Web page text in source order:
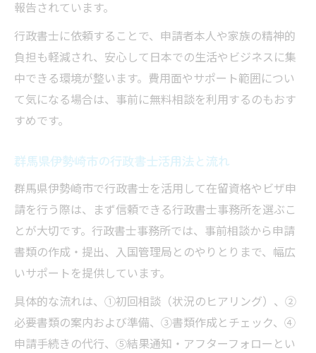
在留資格更新時の行政書士活用ポイント
行政書士依頼で書類不備を回避するコツ
行政書士サポートで期限切れを防ぐ方法
更新手続きの行政書士費用の考え方
行政書士への依頼で得られる安心とは
行政書士による個別サポートのメリット
ビザ手続きで行政書士が心強い存在に
行政書士への依頼で不安を軽減する方法
ビザ支援を最大化する具体策を紹介
行政書士によるビザ支援の最適活用法
行政書士が実践するVISA成功の工夫
行政書士との連携でスムーズな申請実現
行政書士の最新情報活用で支援力アップ
報告されています。
行政書士に依頼することで、申請者本人や家族の精神的
負担も軽減され、安心して日本での生活やビジネスに集
中できる環境が整います。費用面やサポート範囲につい
て気になる場合は、事前に無料相談を利用するのもおす
すめです。
群馬県伊勢崎市の行政書士活用法と流れ
群馬県伊勢崎市で行政書士を活用して在留資格やビザ申
請を行う際は、まず信頼できる行政書士事務所を選ぶこ
とが大切です。行政書士事務所では、事前相談から申請
書類の作成・提出、入国管理局とのやりとりまで、幅広
いサポートを提供しています。
具体的な流れは、①初回相談（状況のヒアリング）、②
必要書類の案内および準備、③書類作成とチェック、④
申請手続きの代行、⑤結果通知・アフターフォローとい